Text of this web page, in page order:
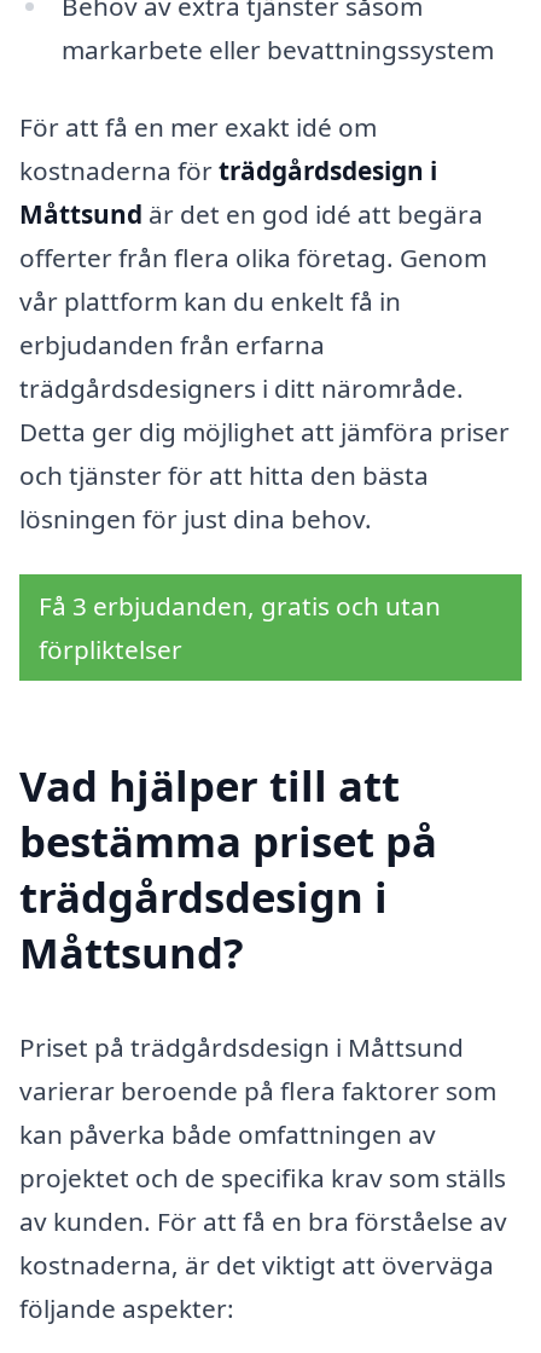
markarbete eller bevattningssystem
För att få en mer exakt idé om
kostnaderna förträdgårdsdesign i
Måttsund är det en god idé att begära
offerter från flera olika företag. Genom
vår plattform kan du enkelt få in
erbjudanden från erfarna
trädgårdsdesigners i ditt närområde.
Detta ger dig möjlighet att jämföra priser
och tjänster för att hitta den bästa
lösningen för just dina behov.
Få 3 erbjudanden, gratis och utan
förpliktelser
Vad hjälper till att
bestämma priset på
trädgårdsdesign i
Måttsund?
Priset på trädgårdsdesign i Måttsund
varierar beroende på flera faktorer som
kan påverka både omfattningen av
projektet och de specifika krav som ställs
av kunden. För att få en bra förståelse av
kostnaderna, är det viktigt att överväga
följande aspekter: